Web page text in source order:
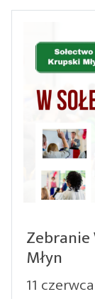
Zebranie
Młyn
11